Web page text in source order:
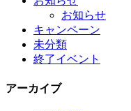
お知らせ
キャンペーン
未分類
終了イベント
アーカイブ